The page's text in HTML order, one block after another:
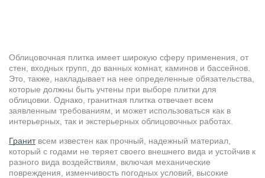
Облицовочная плитка имеет широкую сферу применения, от
стен, входных групп, до ванных комнат, каминов и бассейнов.
Это, также, накладывает на нее определенные обязательства,
которые должны быть учтены при выборе плитки для
облицовки. Однако, гранитная плитка отвечает всем
заявленным требованиям, и может использоваться как в
интерьерных, так и экстерьерных облицовочных работах.
Гранитвсем известен как прочный, надежный материал,
который с годами не теряет своего внешнего вида и устойчив к
разного вида воздействиям, включая механические
повреждения, изменчивость погодных условий, высокие